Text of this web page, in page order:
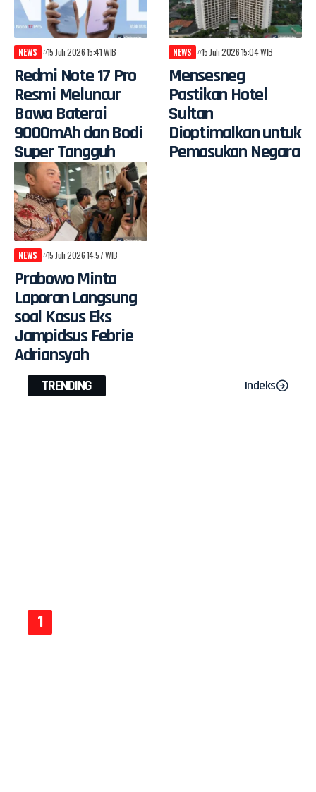
NEWS 15 Juli 2026 15:41 WIB
Redmi Note 17 Pro
Resmi Meluncur
Bawa Baterai
9000mAh dan Bodi
Super Tangguh
NEWS 15 Juli 2026 15:04 WIB
Mensesneg
Pastikan Hotel
Sultan
Dioptimalkan untuk
Pemasukan Negara
NEWS 15 Juli 2026 14:57 WIB
Prabowo Minta
Laporan Langsung
soal Kasus Eks
Jampidsus Febrie
Adriansyah
TRENDING Indeks